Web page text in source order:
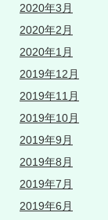
2020年3月
2020年2月
2020年1月
2019年12月
2019年11月
2019年10月
2019年9月
2019年8月
2019年7月
2019年6月